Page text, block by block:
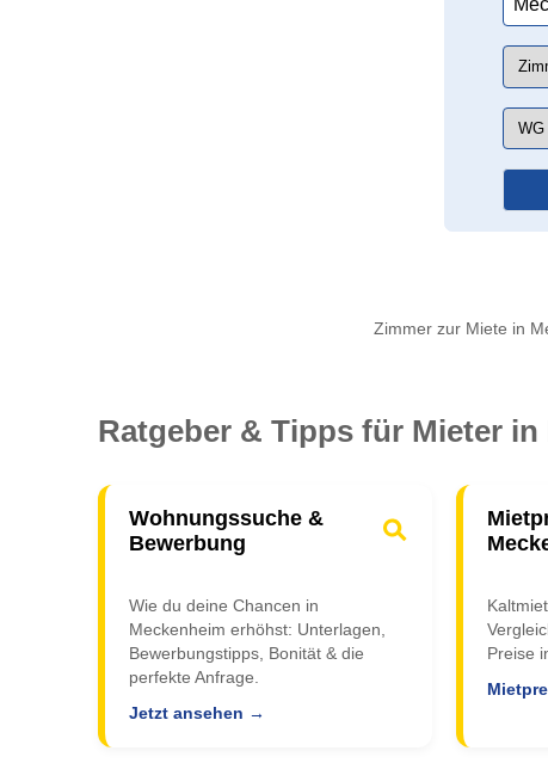
Zimmer zur Miete in
Ratgeber & Tipps für Mieter in
Wohnungssuche &
Bewerbung
Wie du deine Chancen in
Meckenheim erhöhst: Unterlagen,
Bewerbungstipps, Bonität & die
perfekte Anfrage.
Jetzt ansehen →
Preise